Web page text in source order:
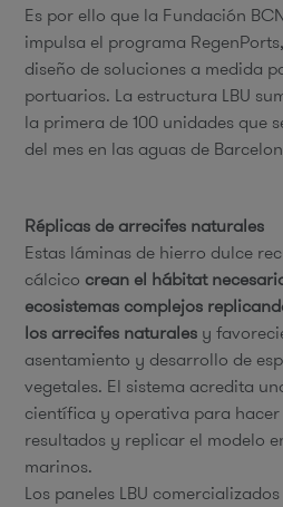
Es por ello que la Fundación
impulsa el programa
diseño de soluciones a medida
portuarios. La estructura LBU
la primera de 100 unidades que
del mes en las aguas de
Réplicas de arrecifes naturales
Estas láminas de hierro dulce
cálcico crean el hábitat
ecosistemas complejos
los arrecifes naturales y
asentamiento y desarrollo de
vegetales. El sistema acredita
científica y operativa para
resultados y replicar el modelo
marinos.
Los paneles LBU